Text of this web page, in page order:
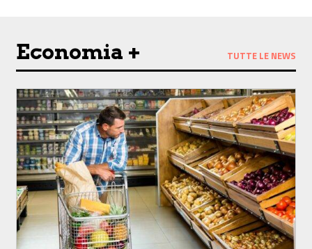
Economia + TUTTE LE NEWS